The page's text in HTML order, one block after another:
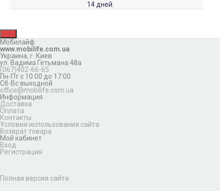
14 дней.
Мобилайф
www.mobilife.com.ua
Украина, г. Киев
ул. Вадима Гетьмана 48а
(067)402-66-65
Пн-Пт с 10:00 до 17:00
Сб-Вс выходной
office@mobilife.com.ua
Информация
Доставка
Оплата
Контакты
Условия использования сайта
Возврат товара
Мой кабинет
Вход
Регистрация
Полная версия сайта